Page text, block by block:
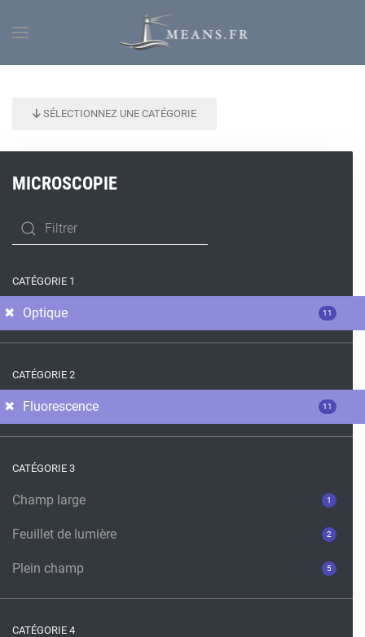
SÉLECTIONNEZ UNE CATÉGORIE
MICROSCOPIE
CATÉGORIE 1
Optique 11
CATÉGORIE 2
Fluorescence 11
CATÉGORIE 3
Champ large 1
Feuillet de lumière 2
Plein champ 5
CATÉGORIE 4